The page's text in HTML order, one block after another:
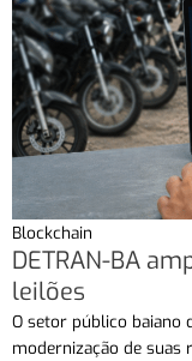
Blockchain
DETRAN-BA
leilões
O setor público baiano
modernização de suas